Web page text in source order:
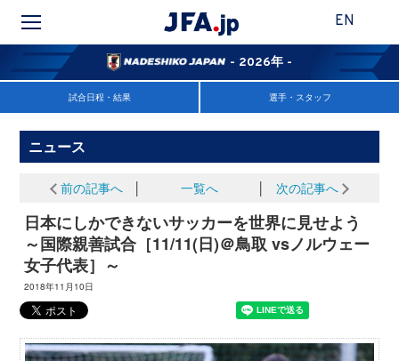
EN
- 2026年 -
試合日程・結果 選手・スタッフ
ニュース
前の記事へ 一覧へ 次の記事へ
日本にしかできないサッカーを世界に見せよう
～国際親善試合［11/11(日)＠鳥取 vsノルウェー
女子代表］～
2018年11月10日